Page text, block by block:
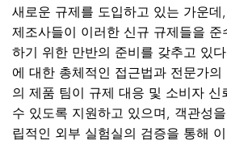
새로운 규제를 도입하고 있는 가운데
제조사들이 이러한 신규 규제들을 준
하기 위한 만반의 준비를 갖추고 있
에 대한 총체적인 접근법과 전문가
의 제품 팀이 규제 대응 및 소비자 신
수 있도록 지원하고 있으며, 객관성
립적인 외부 실험실의 검증을 통해